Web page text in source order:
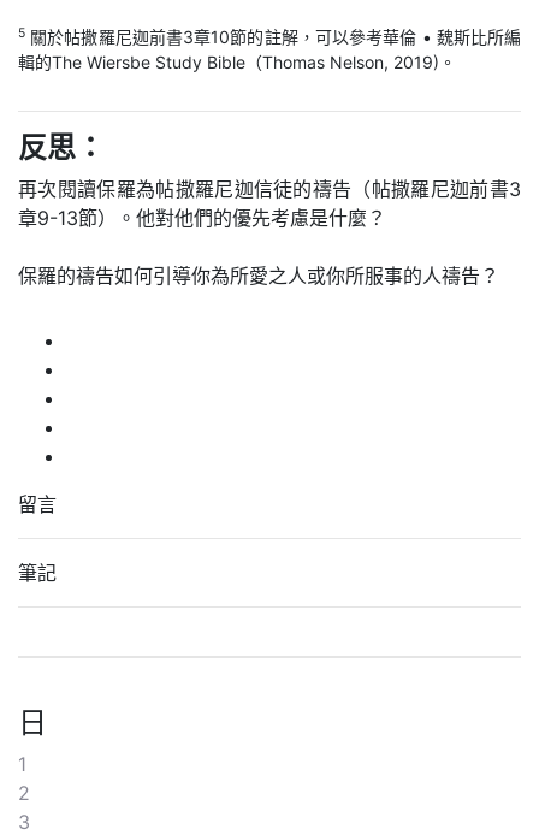
5 關於帖撒羅尼迦前書3章10節的註解，可以參考華倫 • 魏斯比所編
輯的The Wiersbe Study Bible（Thomas Nelson, 2019)。
反思：
再次閱讀保羅為帖撒羅尼迦信徒的禱告（帖撒羅尼迦前書3
章9-13節）。他對他們的優先考慮是什麼？
保羅的禱告如何引導你為所愛之人或你所服事的人禱告？
留言
筆記
日
1
2
3